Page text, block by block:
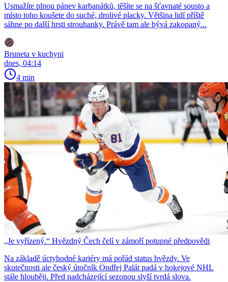
Usmažíte plnou pánev karbanátků, těšíte se na šťavnaté sousto a
místo toho koušete do suché, drolivé placky. Většina lidí příště
sáhne po další hrsti strouhanky. Právě tam ale bývá zakopaný...
Bruneta v kuchyni
dnes, 04:14
4 min
„Je vyřízený.“ Hvězdný Čech čelí v zámoří potupné předpovědi
Na základě úctyhodné kariéry má pořád status hvězdy. Ve
skutečnosti ale český útočník Ondřej Palát padá v hokejové NHL
stále hlouběji. Před nadcházející sezonou slyší tvrdá slova.